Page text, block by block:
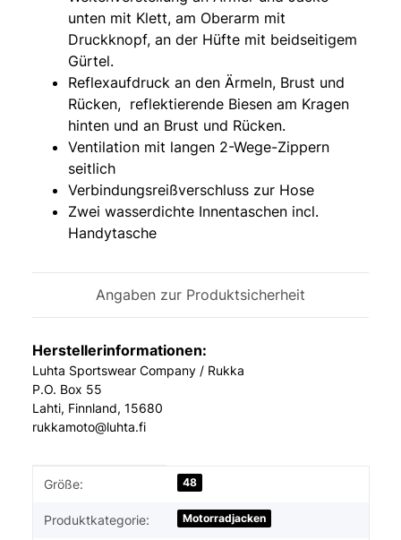
unten mit Klett, am Oberarm mit
Druckknopf, an der Hüfte mit beidseitigem
Gürtel.
Reflexaufdruck an den Ärmeln, Brust und
Rücken, reflektierende Biesen am Kragen
hinten und an Brust und Rücken.
Ventilation mit langen 2-Wege-Zippern
seitlich
Verbindungsreißverschluss zur Hose
Zwei wasserdichte Innentaschen incl.
Handytasche
Angaben zur Produktsicherheit
Herstellerinformationen:
Luhta Sportswear Company / Rukka
P.O. Box 55
Lahti, Finnland, 15680
rukkamoto@luhta.fi
Produkteigenschaft
Wert
Größe: 48
Produktkategorie: Motorradjacken